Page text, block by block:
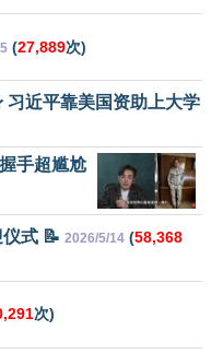
(27,889次)
习近平靠美国资助上大学
手超尴尬
式 📝 2026/5/14 (58,368
次)